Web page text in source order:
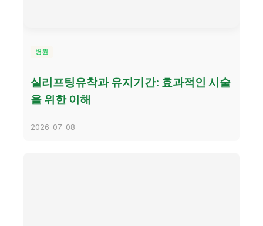
병원
실리프팅유착과 유지기간: 효과적인 시술
을 위한 이해
2026-07-08